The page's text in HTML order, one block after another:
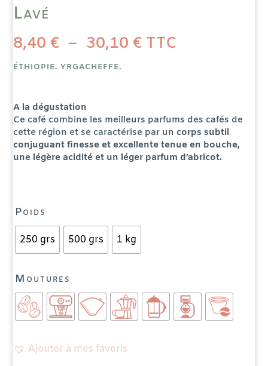
Lavé
8,40 € – 30,10 €Plage
de
TTC
ÉTHIOPIE. YRGACHEFFE.
A la dégustation
Ce café combine les meilleurs parfums des cafés de
cette région et se caractérise par un corps subtil
conjuguant finesse et excellente tenue en bouche,
une légère acidité et un léger parfum d’abricot.
Poids
250 grs 500 grs 1 kg
Moutures
Ajouter à mes favoris